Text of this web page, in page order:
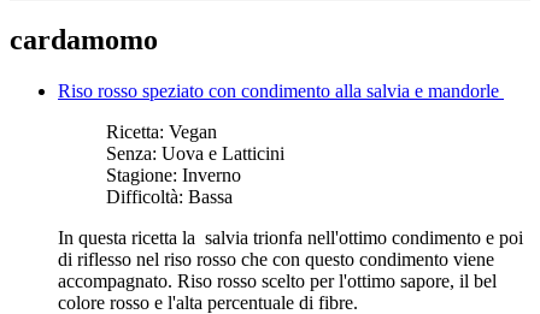
cardamomo
Riso rosso speziato con condimento alla salvia e mandorle
Ricetta: Vegan
Senza: Uova e Latticini
Stagione: Inverno
Difficoltà: Bassa
In questa ricetta la salvia trionfa nell'ottimo condimento e poi
di riflesso nel riso rosso che con questo condimento viene
accompagnato. Riso rosso scelto per l'ottimo sapore, il bel
colore rosso e l'alta percentuale di fibre.